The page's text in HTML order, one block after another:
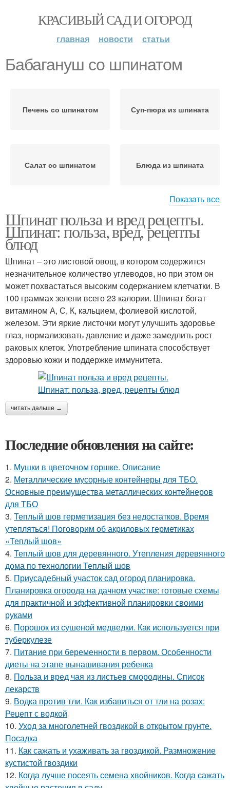
КРАСИВЫЙ САД И ОГОРОД
главная новости статьи
Бабагануш со шпинатом
Печень со шпинатом Суп-пюра из шпината
Салат со шпинатом Блюда из шпината
Диеты со шпинатом Шпинат для похудения
Показать все
Шпинат польза и вред рецепты.
Шпинат: польза, вред, рецепты
блюд
Шпинат – это листовой овощ, в котором содержится
незначительное количество углеводов, но при этом он
может похвастаться высоким содержанием клетчатки. В
100 граммах зелени всего 23 калории. Шпинат богат
витамином А, С, К, кальцием, фолиевой кислотой,
железом. Эти яркие листочки могут улучшить здоровье
глаз, нормализовать давление и даже замедлить рост
раковых клеток. Употребление шпината способствует
здоровью кожи и поддержке иммунитета.
читать дальше →
Последние обновления на сайте:
1. Мушки в цветочном горшке. Описание
2. Металлические мусорные контейнеры для ТБО.
Основные преимущества металлических контейнеров
для ТБО
3. Теплый шов герметизация без недостатков. Время
утепляться! Поговорим об акриловых герметиках
«Теплый шов»
4. Теплый шов для деревянного. Утепления деревянного
дома по технологии Теплый шов
5. Приусадебный участок сад огород планировка.
Планировка огорода на дачном участке: готовые схемы
для практичной и эффективной планировки своими
руками
6. Порошок из сушеной медведки. Как используется при
туберкулезе
7. Питание при беременности в первом. Особенности
диеты на этапе вынашивания ребенка
8. Польза и вред чая из листьев смородины. Список
лекарств
9. Водка против тли. Как избавиться от тли на розах:
Рецепт с водкой
10. Уход за многолетней гвоздикой в открытом грунте.
Посадка
11. Как сажать и ухаживать за гвоздикой. Размножение
кустистой гвоздики
12. Когда лучше посеять семена хвойников. Когда сажать